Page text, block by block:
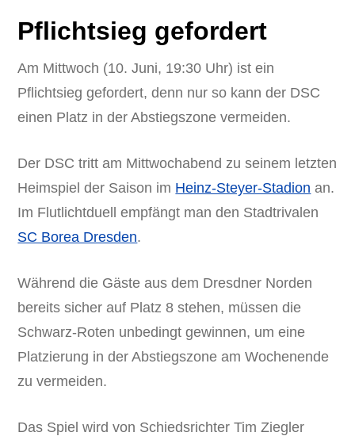
Pflichtsieg gefordert
Am Mittwoch (10. Juni, 19:30 Uhr) ist ein
Pflichtsieg gefordert, denn nur so kann der DSC
einen Platz in der Abstiegszone vermeiden.
Der DSC tritt am Mittwochabend zu seinem letzten
Heimspiel der Saison im Heinz-Steyer-Stadion an.
Im Flutlichtduell empfängt man den Stadtrivalen
SC Borea Dresden.
Während die Gäste aus dem Dresdner Norden
bereits sicher auf Platz 8 stehen, müssen die
Schwarz-Roten unbedingt gewinnen, um eine
Platzierung in der Abstiegszone am Wochenende
zu vermeiden.
Das Spiel wird von Schiedsrichter Tim Ziegler